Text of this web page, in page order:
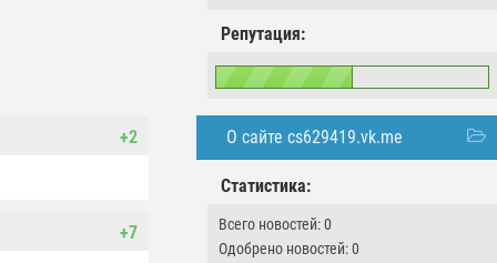
Репутация:
О сайте cs629419.vk.me
Статистика:
Всего новостей: 0
Одобрено новостей: 0
+2
+7